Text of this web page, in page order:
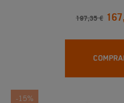
197,35 €
-15%